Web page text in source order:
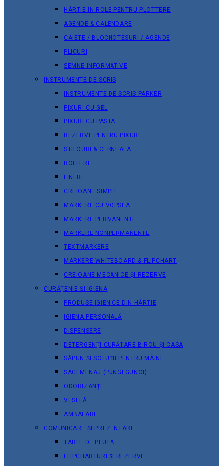
HÂRTIE ÎN ROLE PENTRU PLOTTERE
AGENDE & CALENDARE
CAIETE / BLOCNOTESURI / AGENDE
PLICURI
SEMNE INFORMATIVE
INSTRUMENTE DE SCRIS
INSTRUMENTE DE SCRIS PARKER
PIXURI CU GEL
PIXURI CU PASTA
REZERVE PENTRU PIXURI
STILOURI & СERNEALA
ROLLERE
LINERE
CREIOANE SIMPLE
MARKERE CU VOPSEA
MARKERE PERMANENTE
MARKERE NONPERMANENTE
TEXTMARKERE
MARKERE WHITEBOARD & FLIPCHART
CREIOANE MECANICE ȘI REZERVE
CURĂȚENIE ȘI IGIENA
PRODUSE IGIENICE DIN HÂRTIE
IGIENA PERSONALĂ
DISPENSERE
DETERGENȚI CURĂȚARE BIROU ȘI CASA
SĂPUN ȘI SOLUȚII PENTRU MÂINI
SACI MENAJ (PUNGI GUNOI)
ODORIZANȚI
VESELĂ
AMBALARE
COMUNICARE ȘI PREZENTARE
TABLE DE PLUTA
FLIPCHARTURI ȘI REZERVE